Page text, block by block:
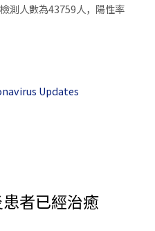
測人數為43759人，陽性率
Updates
者已經治癒